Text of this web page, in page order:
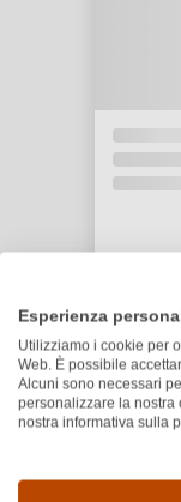
Esperienza
Utilizziamo i cookie per
Web. È possibile
Alcuni sono necessari
personalizzare la
nostra informativa sulla